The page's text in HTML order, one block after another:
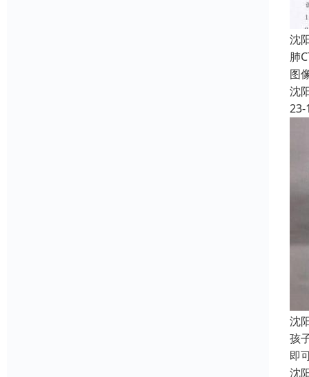
沈
肺
图
沈
23-
沈
孩
即
沈